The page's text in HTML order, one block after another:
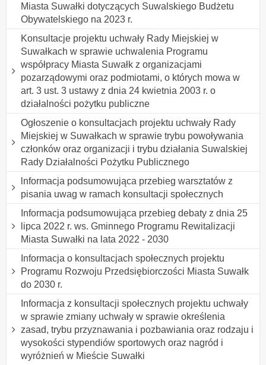
Miasta Suwałki dotyczących Suwalskiego Budżetu
Obywatelskiego na 2023 r.
Konsultacje projektu uchwały Rady Miejskiej w
Suwałkach w sprawie uchwalenia Programu
współpracy Miasta Suwałk z organizacjami
pozarządowymi oraz podmiotami, o których mowa w
art. 3 ust. 3 ustawy z dnia 24 kwietnia 2003 r. o
działalności pożytku publiczne
Ogłoszenie o konsultacjach projektu uchwały Rady
Miejskiej w Suwałkach w sprawie trybu powoływania
członków oraz organizacji i trybu działania Suwalskiej
Rady Działalności Pożytku Publicznego
lnformacja podsumowująca przebieg warsztatów z
pisania uwag w ramach konsultacji społecznych
Informacja podsumowująca przebieg debaty z dnia 25
lipca 2022 r. ws. Gminnego Programu Rewitalizacji
Miasta Suwałki na lata 2022 - 2030
Informacja o konsultacjach społecznych projektu
Programu Rozwoju Przedsiębiorczości Miasta Suwałk
do 2030 r.
Informacja z konsultacji społecznych projektu uchwały
w sprawie zmiany uchwały w sprawie określenia
zasad, trybu przyznawania i pozbawiania oraz rodzaju i
wysokości stypendiów sportowych oraz nagród i
wyróżnień w Mieście Suwałki